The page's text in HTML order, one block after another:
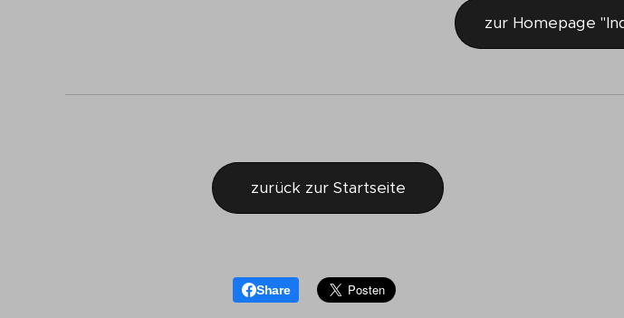
zur Homepage
zurück zur Startseite
Share